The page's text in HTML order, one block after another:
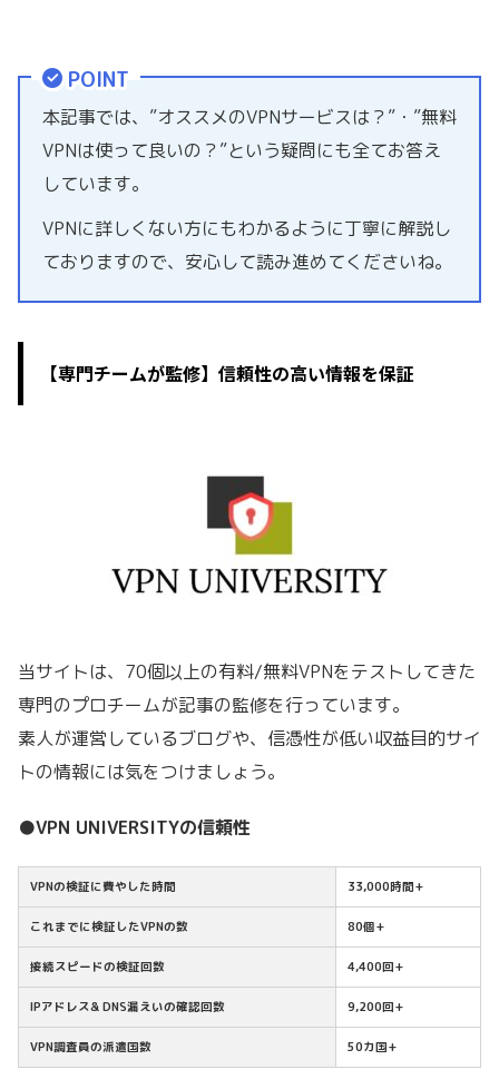
POINT
本記事では、”オススメのVPNサービスは？”・”無料
VPNは使って良いの？”という疑問にも全てお答え
しています。
VPNに詳しくない方にもわかるように丁寧に解説し
ておりますので、安心して読み進めてくださいね。
【専門チームが監修】信頼性の高い情報を保証
当サイトは、70個以上の有料/無料VPNをテストしてきた
専門のプロチームが記事の監修を行っています。
素人が運営しているブログや、信憑性が低い収益目的サイ
トの情報には気をつけましょう。
●VPN UNIVERSITYの信頼性
VPNの検証に費やした時間 33,000時間+
これまでに検証したVPNの数 80個+
接続スピードの検証回数 4,400回+
IPアドレス& DNS漏えいの確認回数 9,200回+
VPN調査員の派遣国数 50カ国+